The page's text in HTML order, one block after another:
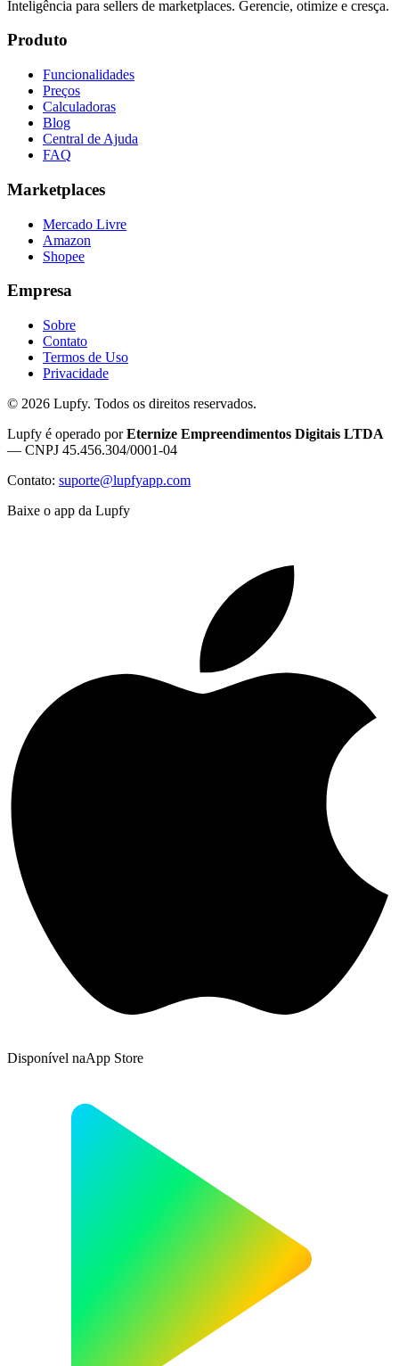
Inteligência para sellers de marketplaces. Gerencie, otimize e cresça.
Produto
Funcionalidades
Preços
Calculadoras
Blog
Central de Ajuda
FAQ
Marketplaces
Mercado Livre
Amazon
Shopee
Empresa
Sobre
Contato
Termos de Uso
Privacidade
© 2026 Lupfy. Todos os direitos reservados.
Lupfy é operado porEternize Empreendimentos Digitais LTDA
— CNPJ 45.456.304/0001-04
Contato: suporte@lupfyapp.com
Baixe o app da Lupfy
Disponível naApp Store